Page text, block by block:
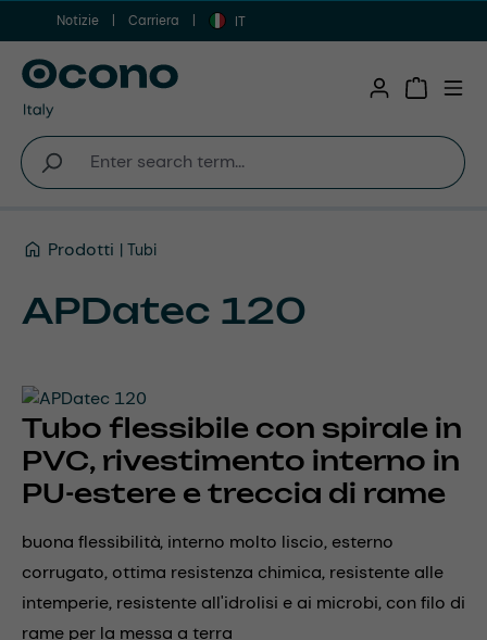
Vai al contenuto principale
Notizie Carriera IT
Prodotti Tubi
APDatec 120
Tubo flessibile con spirale in
PVC, rivestimento interno in
PU-estere e treccia di rame
buona flessibilità, interno molto liscio, esterno
corrugato, ottima resistenza chimica, resistente alle
intemperie, resistente all'idrolisi e ai microbi, con filo di
rame per la messa a terra